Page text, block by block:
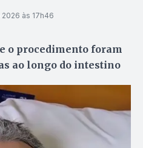
2026 às 17h46
o procedimento foram
ao longo do intestino